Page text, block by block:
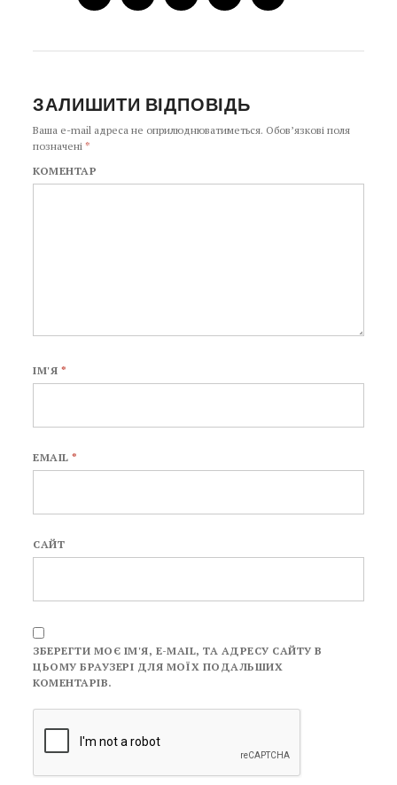
ЗАЛИШИТИ ВІДПОВІДЬ
Ваша e-mail адреса не оприлюднюватиметься. Обов’язкові поля
позначені*
КОМЕНТАР
ІМ'Я *
EMAIL*
САЙТ
ЗБЕРЕГТИ МОЄ ІМ'Я, E-MAIL, ТА АДРЕСУ САЙТУ В
ЦЬОМУ БРАУЗЕРІ ДЛЯ МОЇХ ПОДАЛЬШИХ
КОМЕНТАРІВ.